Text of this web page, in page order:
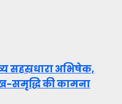
सहस्रधारा अभिषेक,
समृद्धि की कामना